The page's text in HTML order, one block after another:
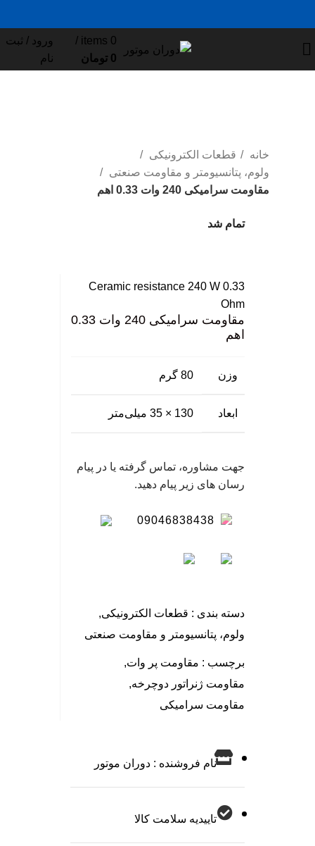
0
items
/
0 تومان
ورود / ثبت
نام
خانه
قطعات الکترونیکی
ولوم، پتانسیومتر و مقاومت صنعتی
مقاومت سرامیکی 240 وات 0.33 اهم
تمام شد
تمام شد
Ceramic resistance 240 W 0.33
Ohm
مقاومت سرامیکی 240 وات 0.33
اهم
وزن 80 گرم
ابعاد 130 × 35 میلی‌متر
جهت مشاوره، تماس گرفته یا در پیام
رسان های زیر پیام دهید.
09046838438
دسته بندی : قطعات الکترونیکی,
ولوم، پتانسیومتر و مقاومت صنعتی
برچسب : مقاومت پر وات,
مقاومت ژنراتور دوچرخه,
مقاومت سرامیکی
نام فروشنده : دوران موتور
تاییدیه سلامت کالا